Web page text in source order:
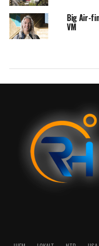
Big Air-
VM